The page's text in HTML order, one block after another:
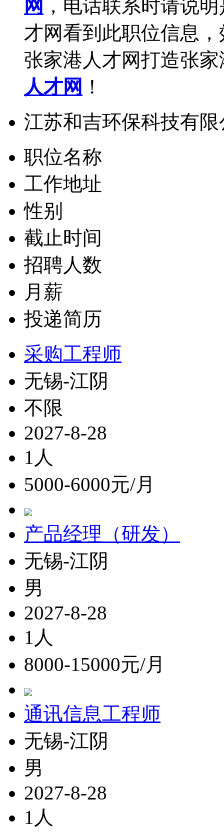
网 ，电话联系时请说
才网看到此职位信息
张家港人才网打造张
人才网 ！
江苏和吉环保科技有
职位名称
工作地址
性别
截止时间
招聘人数
月薪
投递简历
采购工程师
无锡-江阴
不限
2027-8-28
1人
5000-6000元/月
产品经理（研发）
无锡-江阴
男
2027-8-28
1人
8000-15000元/月
通讯信息工程师
无锡-江阴
男
2027-8-28
1人